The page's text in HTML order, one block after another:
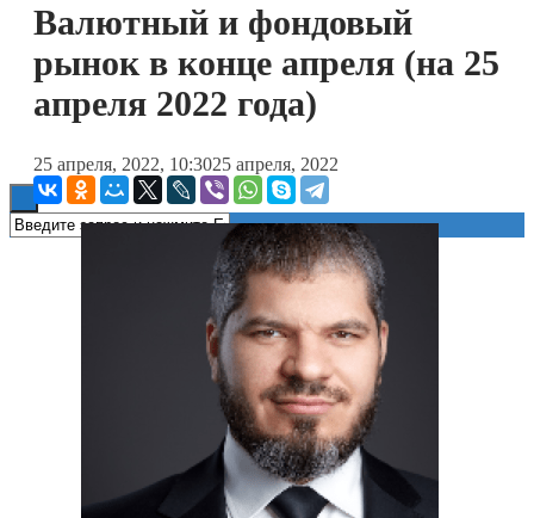
Валютный и фондовый
рынок в конце апреля (на 25
апреля 2022 года)
25 апреля, 2022, 10:3025 апреля, 2022